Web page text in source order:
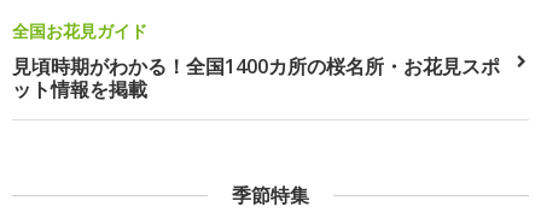
全国お花見ガイド
見頃時期がわかる！全国1400カ所の桜名所・お花見スポ
ット情報を掲載
季節特集